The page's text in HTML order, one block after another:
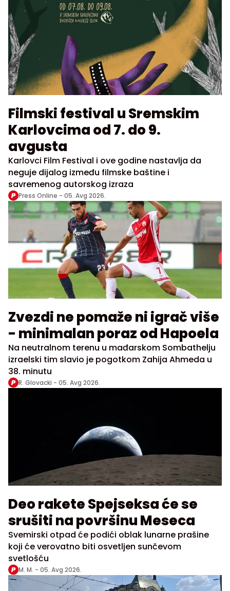
Filmski festival u Sremskim
Karlovcima od 7. do 9.
avgusta
Karlovci Film Festival i ove godine nastavlja da
neguje dijalog između filmske baštine i
savremenog autorskog izraza
Press Online - 05. Avg 2026.
Zvezdi ne pomaže ni igrač više
- minimalan poraz od Hapoela
Na neutralnom terenu u mađarskom Sombathelju
izraelski tim slavio je pogotkom Zahija Ahmeda u
38. minutu
R. Glovacki - 05. Avg 2026.
Deo rakete Spejseksa će se
srušiti na površinu Meseca
Svemirski otpad će podići oblak lunarne prašine
koji će verovatno biti osvetljen sunčevom
svetlošću
M. M. - 05. Avg 2026.